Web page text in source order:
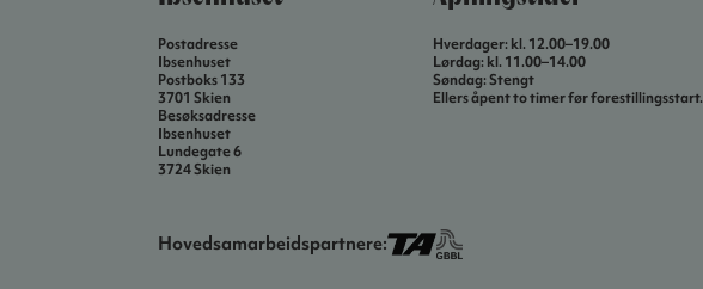
Postadresse
Ibsenhuset
Postboks 133
3701 Skien
Besøksadresse
Ibsenhuset
Lundegate 6
3724 Skien
Hverdager: kl. 12.00–19.00
Lørdag: kl. 11.00–14.00
Søndag: Stengt
Ellers åpent to timer før forestillingsstart.
Hovedsamarbeidspartnere: